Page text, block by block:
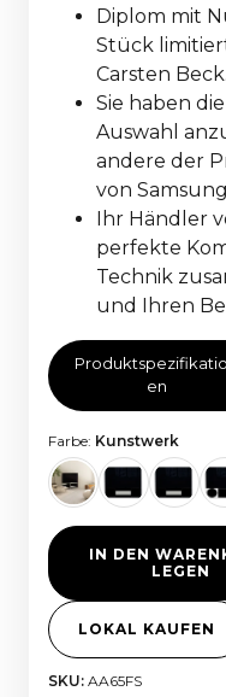
Diplom mit
Stück
Carsten Beck.
Sie haben
Auswahl
andere der
von
Ihr Händler
perfekte
Technik
und Ihren
en
Farbe: Kunstwerk
IN DEN
LEGEN
LOKAL KAUFEN
SKU: AA65FS